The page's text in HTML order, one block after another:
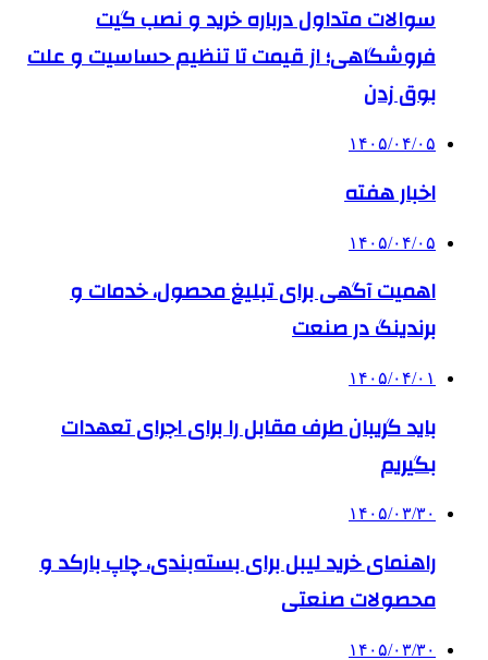
سوالات متداول درباره خرید و نصب گیت
فروشگاهی؛ از قیمت تا تنظیم حساسیت و علت
بوق زدن
۱۴۰۵/۰۴/۰۵
اخبار هفته
۱۴۰۵/۰۴/۰۵
اهمیت آگهی برای تبلیغ محصول، خدمات و
برندینگ در صنعت
۱۴۰۵/۰۴/۰۱
باید گریبان طرف مقابل را برای اجرای تعهدات
بگیریم
۱۴۰۵/۰۳/۳۰
راهنمای خرید لیبل برای بسته‌بندی، چاپ بارکد و
محصولات صنعتی
۱۴۰۵/۰۳/۳۰